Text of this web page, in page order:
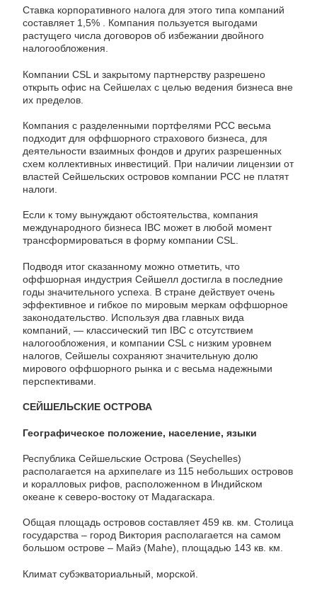
Ставка корпоративного налога для этого типа компаний
составляет 1,5% . Компания пользуется выгодами
растущего числа договоров об избежании двойного
налогообложения.
Компании CSL и закрытому партнерству разрешено
открыть офис на Сейшелах с целью ведения бизнеса вне
их пределов.
Компания с разделенными портфелями РСС весьма
подходит для оффшорного страхового бизнеса, для
деятельности взаимных фондов и других разрешенных
схем коллективных инвестиций. При наличии лицензии от
властей Сейшельских островов компании РСС не платят
налоги.
Если к тому вынуждают обстоятельства, компания
международного бизнеса IBC может в любой момент
трансформироваться в форму компании CSL.
Подводя итог сказанному можно отметить, что
оффшорная индустрия Сейшелл достигла в последние
годы значительного успеха. В стране действует очень
эффективное и гибкое по мировым меркам оффшорное
законодательство. Используя два главных вида
компаний, — классический тип IBC с отсутствием
налогообложения, и компании CSL с низким уровнем
налогов, Сейшелы сохраняют значительную долю
мирового оффшорного рынка и с весьма надежными
перспективами.
СЕЙШЕЛЬСКИЕ ОСТРОВА
Географическое положение, население, языки
Республика Сейшельские Острова (Seychelles)
располагается на архипелаге из 115 небольших островов
и коралловых рифов, расположенном в Индийском
океане к северо-востоку от Мадагаскара.
Общая площадь островов составляет 459 кв. км. Столица
государства – город Виктория располагается на самом
большом острове – Майэ (Mahe), площадью 143 кв. км.
Климат субэкваториальный, морской.